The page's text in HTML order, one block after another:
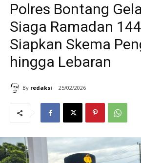
Polres Bontang
Siaga Ramadan
Siapkan Skema
hingga Lebaran
By redaksi 25/02/2026